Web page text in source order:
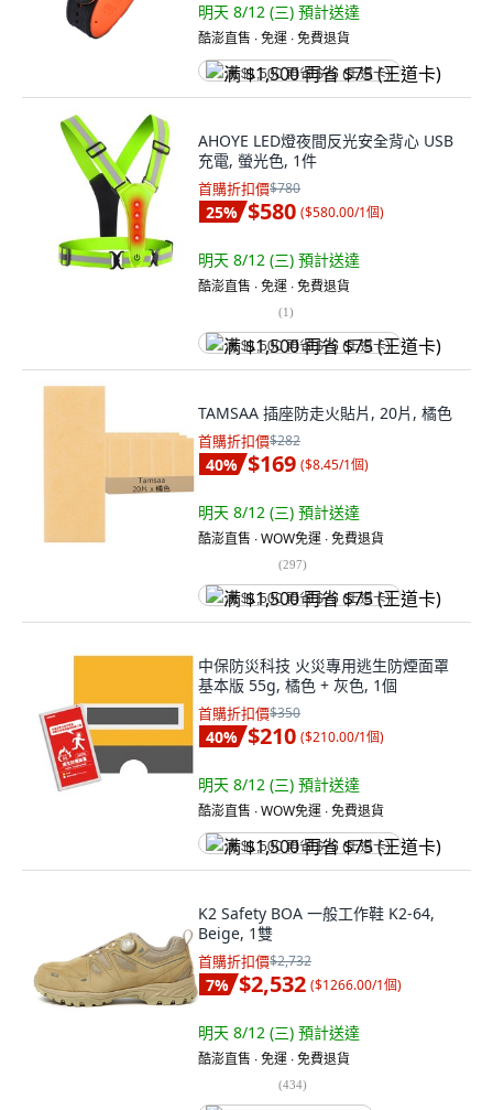
明天 8/12 (三) 預計送達
酷澎直售 ∙ 免運 ∙ 免費退貨
满 $1,500 再省 $75 (王道卡)
AHOYE LED燈夜間反光安全背心 USB
充電, 螢光色, 1件
首購折扣價$780
25% $580 ($580.00/1個)
明天 8/12 (三) 預計送達
酷澎直售 ∙ 免運 ∙ 免費退貨
(1)
满 $1,500 再省 $75 (王道卡)
TAMSAA 插座防走火貼片, 20片, 橘色
首購折扣價$282
40% $169 ($8.45/1個)
明天 8/12 (三) 預計送達
酷澎直售 ∙ WOW免運 ∙ 免費退貨
(297)
满 $1,500 再省 $75 (王道卡)
中保防災科技 火災專用逃生防煙面罩
基本版 55g, 橘色 + 灰色, 1個
首購折扣價$350
40% $210 ($210.00/1個)
明天 8/12 (三) 預計送達
酷澎直售 ∙ WOW免運 ∙ 免費退貨
满 $1,500 再省 $75 (王道卡)
K2 Safety BOA 一般工作鞋 K2-64,
Beige, 1雙
首購折扣價$2,732
7% $2,532 ($1266.00/1個)
明天 8/12 (三) 預計送達
酷澎直售 ∙ 免運 ∙ 免費退貨
(434)